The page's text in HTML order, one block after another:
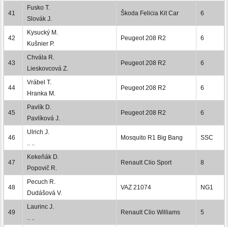
41
Fusko T.
Slovák J.
Škoda Felicia Kit Car 6
42
Kysucký M.
Kušnier P.
Peugeot 208 R2 6
43
Chvála R.
Lieskovcová Z.
Peugeot 208 R2 6
44
Vrábel T.
Hranka M.
Peugeot 208 R2 6
45
Pavlík D.
Pavlíková J.
Peugeot 208 R2 6
46
Ulrich J.
.. ..
Mosquito R1 Big Bang SSC
47
Kekeňák D.
Popovič R.
Renault Clio Sport 8
48
Pecuch R.
Dudášová V.
VAZ 21074 NG1
49
Laurinc J.
.. ..
Renault Clio Williams 5